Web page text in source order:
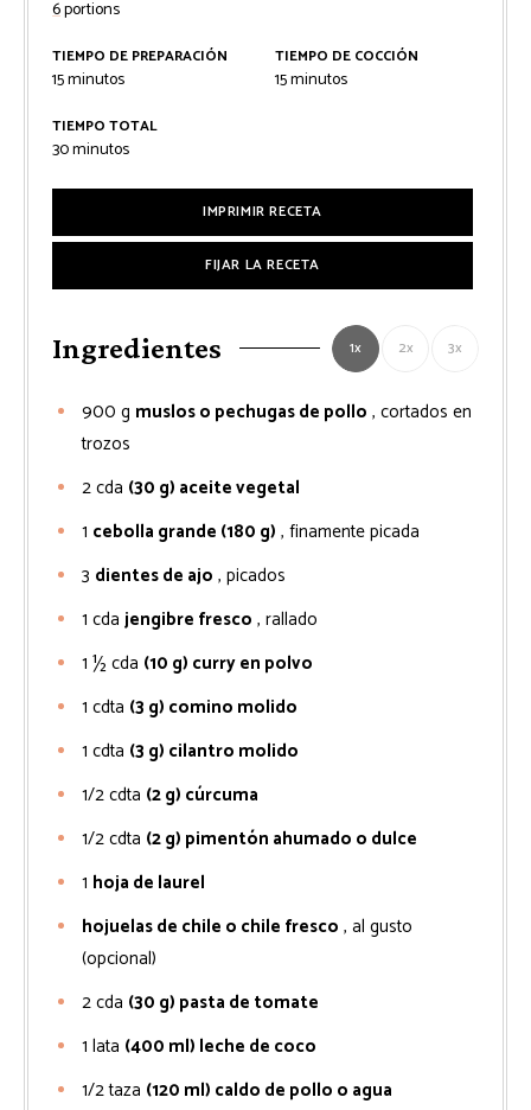
6portions
TIEMPO DE PREPARACIÓN
15minutos
minutos
TIEMPO DE COCCIÓN
15minutos
minutos
TIEMPO TOTAL
30minutos
minutos
IMPRIMIR RECETA
FIJAR LA RECETA
Ingredientes 1x 2x 3x
900 g muslos o pechugas de pollo , cortados en
trozos
2cda (30 g) aceite vegetal
1 cebolla grande (180 g) , finamente picada
3 dientes de ajo , picados
1 cda jengibre fresco , rallado
1 ½cda (10 g) curry en polvo
1 cdta (3 g) comino molido
1 cdta (3 g) cilantro molido
1/2cdta (2 g) cúrcuma
1/2cdta (2 g) pimentón ahumado o dulce
1 hoja de laurel
hojuelas de chile o chile fresco , al gusto
(opcional)
2cda (30 g) pasta de tomate
1 lata (400 ml) leche de coco
1/2taza (120 ml) caldo de pollo o agua